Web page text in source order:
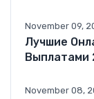
November 09,
Лучшие
Выплатами
November 08,